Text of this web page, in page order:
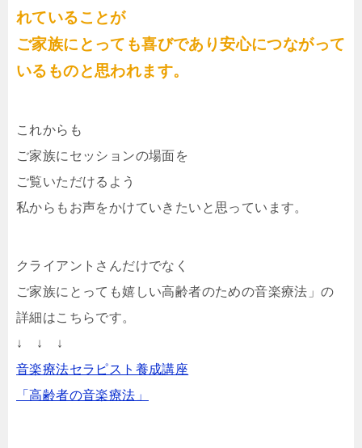
れていることが
ご家族にとっても喜びであり安心につながって
いるものと思われます。
これからも
ご家族にセッションの場面を
ご覧いただけるよう
私からもお声をかけていきたいと思っています。
クライアントさんだけでなく
ご家族にとっても嬉しい高齢者のための音楽療法」の
詳細はこちらです。
↓ ↓ ↓
音楽療法セラピスト養成講座
「高齢者の音楽療法」